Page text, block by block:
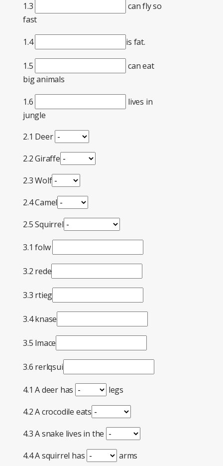
1.3
can fly so
fast
1.4 is fat.
1.5
can eat
big animals
1.6
lives in
jungle
2.1 Deer
2.2 Giraffe
2.3 Wolf
2.4 Camel
2.5 Squirrel
3.1 folw
3.2 rede
3.3 rtieg
3.4 knase
3.5 lmace
3.6 rerlqsui
4.1 A deer has
legs
4.2 A crocodile eats
4.3 A snake lives in the
4.4 A squirrel has
arms